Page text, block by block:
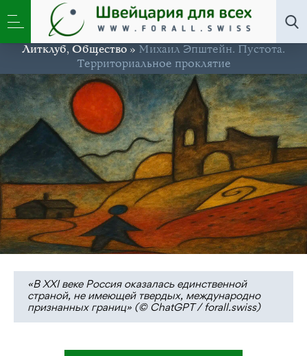
Литклуб,Общество » Михаил Эпштейн. Пустота.
Территориальное проклятие
«В XXI веке Россия оказалась единственной
страной, не имеющей твердых, международно
признанных границ» (© ChatGPT / forall.swiss)